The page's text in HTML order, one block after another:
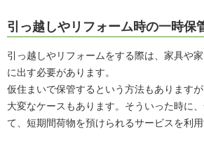
引っ越しやリフォーム時の一時保
引っ越しやリフォームをする際は、家具や
に出す必要があります。
仮住まいで保管するという方法もあります
大変なケースもあります。そういった時に
て、短期間荷物を預けられるサービスを利用